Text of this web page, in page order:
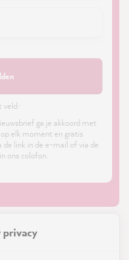
·
ga je akkoord met
elk moment en gratis
link in de e-mail of via de
ons colofon.
privacy